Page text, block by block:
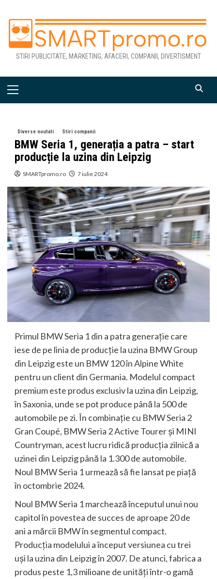
content
STIRI PUBLICITATE, MARKETING, AFACERI, COMPANII, DIVERTISMENT
Primary
Diverse noutati Stiri companii
BMW Seria 1, generația a patra – start
producție la uzina din Leipzig
SMARTpromo.ro 7 iulie 2024
Primul BMW Seria 1 din a patra generaţie care
iese de pe linia de producţie la uzina BMW Group
din Leipzig este un BMW 120 în Alpine White
pentru un client din Germania. Modelul compact
premium este produs exclusiv la uzina din Leipzig,
în Saxonia, unde se pot produce până la 500 de
automobile pe zi. În combinaţie cu BMW Seria 2
Gran Coupé, BMW Seria 2 Active Tourer şi MINI
Countryman, acest lucru ridică producţia zilnică a
uzinei din Leipzig până la 1.300 de automobile.
Noul BMW Seria 1 urmează să fie lansat pe piaţă
în octombrie 2024.
Noul BMW Seria 1 marchează începutul unui nou
capitol în povestea de succes de aproape 20 de
ani a mărcii BMW în segmentul compact.
Producţia modelului a început versiunea cu trei
uşi la uzina din Leipzig în 2007. De atunci, fabrica a
produs peste 1,3 milioane de unităţi într-o gamă